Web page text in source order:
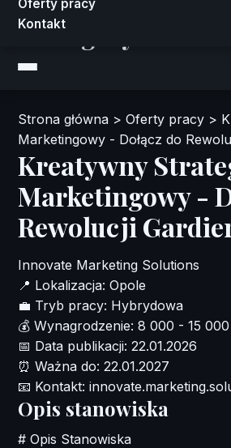
Atlasgrzybow
Oferty pracy
Kontakt
Strona główna >Oferty pracy >
Marketingowy - Dołącz do
Kreatywny
Marketingowy -
Rewolucji
Innovate Marketing Solutions
📍 Lokalizacja: Opole
💼 Tryb pracy: Hybrydowa
💰 Wynagrodzenie: 8 000 - 15 000
📅 Data publikacji: 22.01.2026
⏰ Ważna do: 22.01.2027
📧 Kontakt:
Opis stanowiska
# Opis Stanowiska